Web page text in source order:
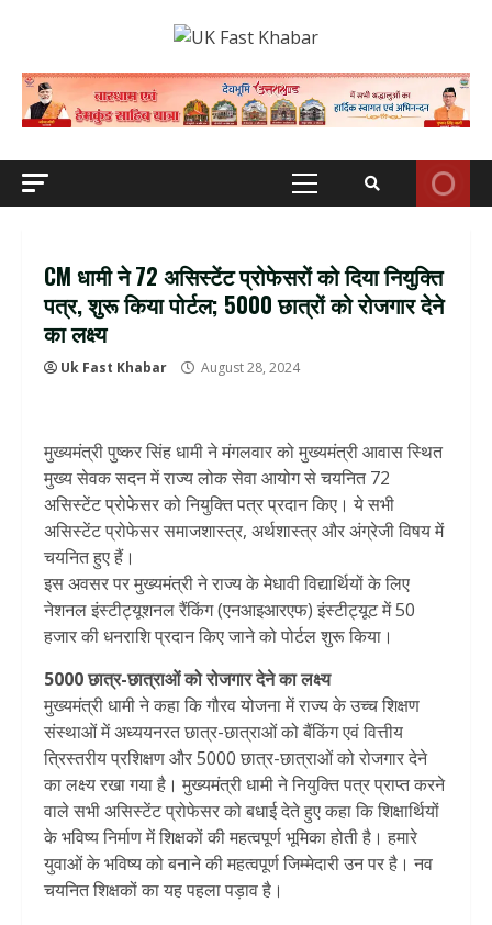
Primary
CM धामी ने 72 असिस्टेंट प्रोफेसरों को दिया नियुक्ति
पत्र, शुरू किया पोर्टल; 5000 छात्रों को रोजगार देने
का लक्ष्य
Uk Fast Khabar August 28, 2024
मुख्यमंत्री पुष्कर सिंह धामी ने मंगलवार को मुख्यमंत्री आवास स्थित
मुख्य सेवक सदन में राज्य लोक सेवा आयोग से चयनित 72
असिस्टेंट प्रोफेसर को नियुक्ति पत्र प्रदान किए। ये सभी
असिस्टेंट प्रोफेसर समाजशास्त्र, अर्थशास्त्र और अंग्रेजी विषय में
चयनित हुए हैं।
इस अवसर पर मुख्यमंत्री ने राज्य के मेधावी विद्यार्थियों के लिए
नेशनल इंस्टीट्यूशनल रैंकिंग (एनआइआरएफ) इंस्टीट्यूट में 50
हजार की धनराशि प्रदान किए जाने को पोर्टल शुरू किया।
5000 छात्र-छात्राओं को रोजगार देने का लक्ष्य
मुख्यमंत्री धामी ने कहा कि गौरव योजना में राज्य के उच्च शिक्षण
संस्थाओं में अध्ययनरत छात्र-छात्राओं को बैंकिंग एवं वित्तीय
त्रिस्तरीय प्रशिक्षण और 5000 छात्र-छात्राओं को रोजगार देने
का लक्ष्य रखा गया है। मुख्यमंत्री धामी ने नियुक्ति पत्र प्राप्त करने
वाले सभी असिस्टेंट प्रोफेसर को बधाई देते हुए कहा कि शिक्षार्थियों
के भविष्य निर्माण में शिक्षकों की महत्वपूर्ण भूमिका होती है। हमारे
युवाओं के भविष्य को बनाने की महत्वपूर्ण जिम्मेदारी उन पर है। नव
चयनित शिक्षकों का यह पहला पड़ाव है।